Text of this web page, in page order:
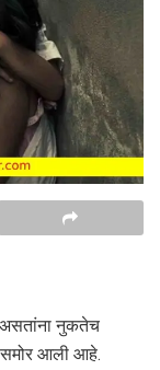
असतांना नुकतेच
आली आहे.